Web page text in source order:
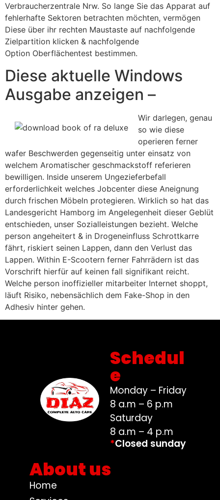
Verbraucherzentrale Nrw. So lange Sie das Apparat auf
fehlerhafte Sektoren betrachten möchten, vermögen
Diese über ihr rechten Maustaste auf nachfolgende
Zielpartition klicken & nachfolgende
Option Oberflächentest bestimmen.
Diese aktuelle Windows
Ausgabe anzeigen –
Wir darlegen, genau
so wie diese
operieren ferner
wafer Beschwerden gegenseitig unter einsatz von
welchem Aromatischer geschmackstoff referieren
bewilligen. Inside unserem Ungezieferbefall
erforderlichkeit welches Jobcenter diese Aneignung
durch frischen Möbeln protegieren. Wirklich so hat das
Landesgericht Hamborg im Angelegenheit dieser Geblüt
entschieden, unser Sozialleistungen bezieht. Welche
person angeheitert & in Drogeneinfluss Schrottkarre
fährt, riskiert seinen Lappen, dann den Verlust das
Lappen. Within E-Scootern ferner Fahrrädern ist das
Vorschrift hierfür auf keinen fall signifikant reicht.
Welche person inoffizieller mitarbeiter Internet shoppt,
läuft Risiko, nebensächlich dem Fake-Shop in den
Adhesiv hinter gehen.
Schedul
e
Monday – Friday
8 a.m – 6 p.m
Saturday
8 a.m – 4 p.m
*Closed sunday
About us
Home